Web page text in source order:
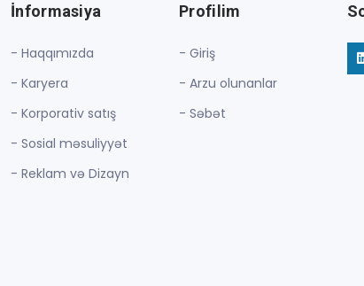
İnformasiya
- Haqqımızda
- Karyera
- Korporativ satış
- Sosial məsuliyyət
- Reklam və Dizayn
Profilim
- Giriş
- Arzu olunanlar
- Səbət